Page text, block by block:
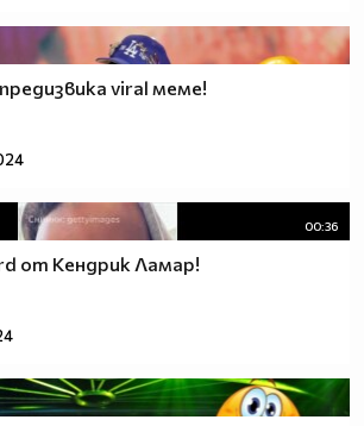
viral меме!
00:36
от Кендрик Ламар!